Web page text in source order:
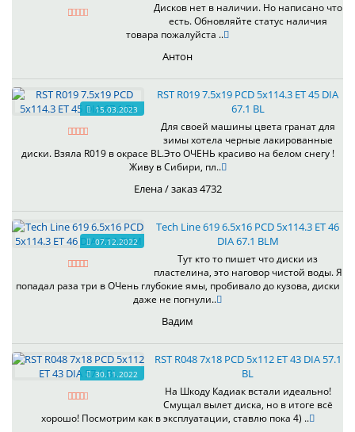
Дисков нет в наличии. Но написано что
есть. Обновляйте статус наличия
товара пожалуйста ..
Антон
15.03.2023
RST R019 7.5x19 PCD 5x114.3 ET 45 DIA
67.1 BL
Для своей машины цвета гранат для
зимы хотела черные лакированные
диски. Взяла R019 в окрасе BL.Это ОЧЕНЬ красиво на белом снегу !
Живу в Сибири, пл..
Елена / заказ 4732
07.12.2022
Tech Line 619 6.5x16 PCD 5x114.3 ET 46
DIA 67.1 BLM
Тут кто то пишет что диски из
пластелина, это наговор чистой воды. Я
попадал раза три в ОЧень глубокие ямы, пробивало до кузова, диски
даже не погнули..
Вадим
30.11.2022
RST R048 7x18 PCD 5x112 ET 43 DIA 57.1
BL
На Шкоду Кадиак встали идеально!
Смущал вылет диска, но в итоге всё
хорошо! Посмотрим как в эксплуатации, ставлю пока 4) ..